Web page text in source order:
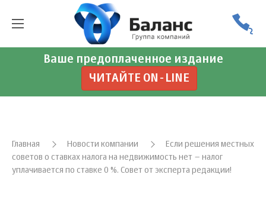
Ваше предоплаченное издание
ЧИТАЙТЕ ON-LINE
Главная Новости компании
Если решения местных
советов о ставках налога на недвижимость нет – налог
уплачивается по ставке 0 %. Совет от эксперта редакции!